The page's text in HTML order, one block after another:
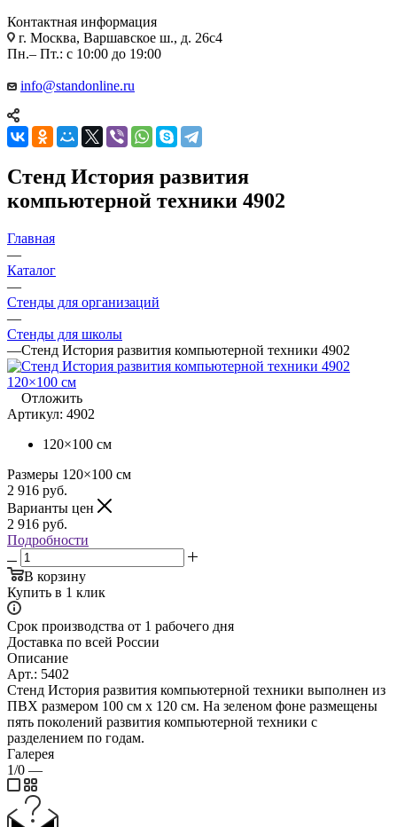
Контактная информация
г. Москва, Варшавское ш., д. 26с4
Пн.– Пт.: с 10:00 до 19:00
info@standonline.ru
Стенд История развития
компьютерной техники 4902
Главная
—
Каталог
—
Стенды для организаций
—
Стенды для школы
—Стенд История развития компьютерной техники 4902
Отложить
Артикул: 4902
120×100 см
Размеры 120×100 см
2 916 руб.
Варианты цен
2 916 руб.
Подробности
В корзину
Купить в 1 клик
Срок производства от 1 рабочего дня
Доставка по всей России
Описание
Арт.: 5402
Стенд История развития компьютерной техники выполнен из
ПВХ размером 100 см х 120 см. На зеленом фоне размещены
пять поколений развития компьютерной техники с
разделением по годам.
Галерея
1/0 —